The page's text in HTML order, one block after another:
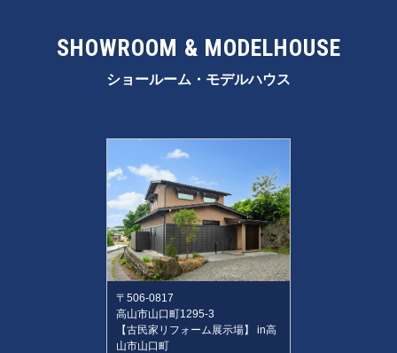
SHOWROOM & MODELHOUSE
ショールーム・モデルハウス
〒506-0817
高山市山口町1295-3
【古民家リフォーム展示場】 in高
山市山口町